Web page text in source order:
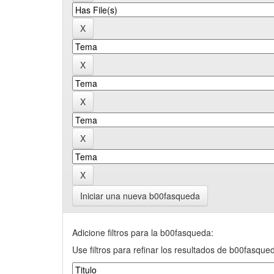
Iniciar una nueva b00fasqueda
Adicione filtros para la b00fasqueda:
Use filtros para refinar los resultados de